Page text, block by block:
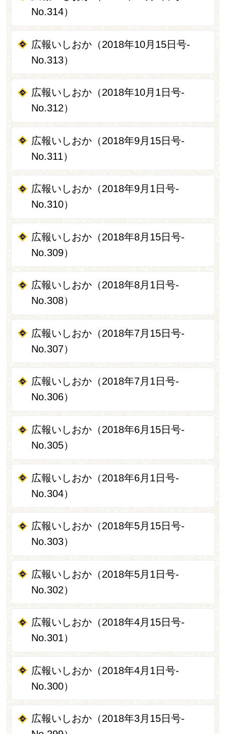
No.314）
広報いしおか（2018年10月15日号-
No.313）
広報いしおか（2018年10月1日号-
No.312）
広報いしおか（2018年9月15日号-
No.311）
広報いしおか（2018年9月1日号-
No.310）
広報いしおか（2018年8月15日号-
No.309）
広報いしおか（2018年8月1日号-
No.308）
広報いしおか（2018年7月15日号-
No.307）
広報いしおか（2018年7月1日号-
No.306）
広報いしおか（2018年6月15日号-
No.305）
広報いしおか（2018年6月1日号-
No.304）
広報いしおか（2018年5月15日号-
No.303）
広報いしおか（2018年5月1日号-
No.302）
広報いしおか（2018年4月15日号-
No.301）
広報いしおか（2018年4月1日号-
No.300）
広報いしおか（2018年3月15日号-